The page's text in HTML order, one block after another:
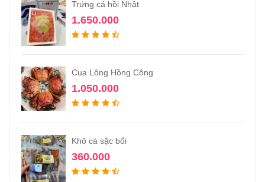
Trứng cá hồi Nhật
1.650.000
Cua Lông Hồng Công
1.050.000
Khô cá sặc bổi
360.000